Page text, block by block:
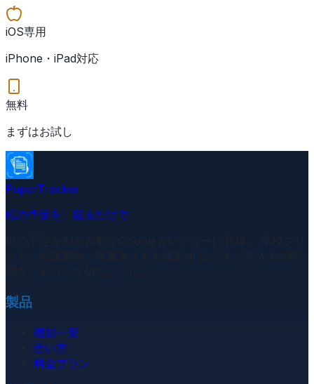
iOS専用
iPhone・iPad対応
無料
まずはお試し
PaperTracker
紙の予定を、撮るだけで
製品
機能一覧
使い方
料金プラン